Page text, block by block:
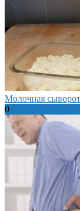
Молочная
0